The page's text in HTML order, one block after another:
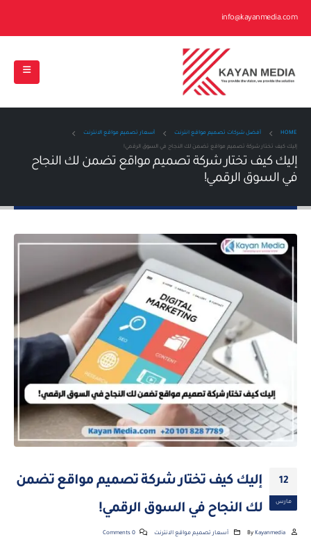
info@kayanmedia.com
HOME أفضل شركات تصميم مواقع انترنت أسعار تصميم مواقع الانترنت
إليك كيف تختار شركة تصميم مواقع تضمن لك النجاح في السوق الرقمي!
إليك كيف تختار شركة تصميم مواقع تضمن لك النجاح
في السوق الرقمي!
12
مارس
إليك كيف تختار شركة تصميم مواقع تضمن
لك النجاح في السوق الرقمي!
By Kayanmedia أسعار تصميم مواقع الانترنت 0 Comments